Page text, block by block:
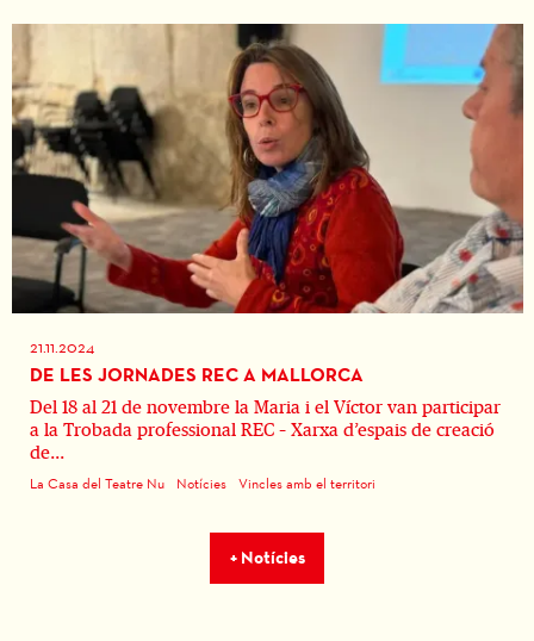
21.11.2024
DE LES JORNADES REC A MALLORCA
Del 18 al 21 de novembre la Maria i el Víctor van participar
a la Trobada professional REC – Xarxa d’espais de creació
de...
La Casa del Teatre Nu Notícies Vincles amb el territori
+ Notícies